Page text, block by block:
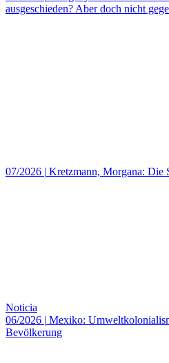
ausgeschieden? Aber doch nicht
07/2026 | Kretzmann, Morgana: Die
Noticia
06/2026 | Mexiko:
Bevölkerung